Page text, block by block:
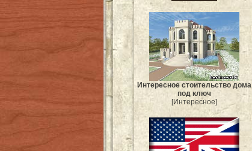
Интересное стоительство дома
под ключ
[Интересное]